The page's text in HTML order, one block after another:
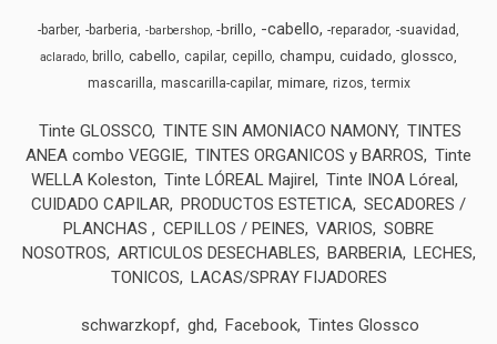
-barber -barberia -barbershop -brillo -cabello -reparador -suavidad
aclarado brillo cabello capilar cepillo champu cuidado glossco
mascarilla mascarilla-capilar mimare rizos termix
Tinte GLOSSCO TINTE SIN AMONIACO NAMONY TINTES
ANEA combo VEGGIE TINTES ORGANICOS y BARROS
Tinte
WELLA Koleston
Tinte LÓREAL Majirel
Tinte INOA Lóreal
CUIDADO CAPILAR
PRODUCTOS ESTETICA SECADORES /
PLANCHAS
CEPILLOS / PEINES VARIOS
SOBRE
NOSOTROS
ARTICULOS DESECHABLES BARBERIA
LECHES,
TONICOS
LACAS/SPRAY FIJADORES
schwarzkopf ghd Facebook Tintes Glossco